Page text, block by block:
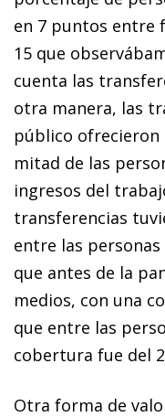
en 7 puntos entre
15 que
cuenta las
otra manera, las
público ofrecieron
mitad de las
ingresos del
transferencias
entre las
que antes de la
medios, con una
que entre las
cobertura fue del
Otra forma de